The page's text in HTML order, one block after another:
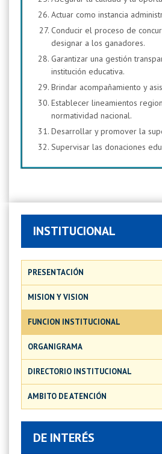
Actuar como instancia
Conducir el proceso de
designar a los ganadores.
Garantizar una gestión
institución educativa.
Brindar acompañamiento y
Establecer lineamientos
normatividad nacional.
Desarrollar y promover la
Supervisar las donaciones
INSTITUCIONAL
PRESENTACIÓN
MISION Y VISION
FUNCION INSTITUCIONAL
ORGANIGRAMA
DIRECTORIO INSTITUCIONAL
AMBITO DE ATENCIÓN
DE INTERÉS